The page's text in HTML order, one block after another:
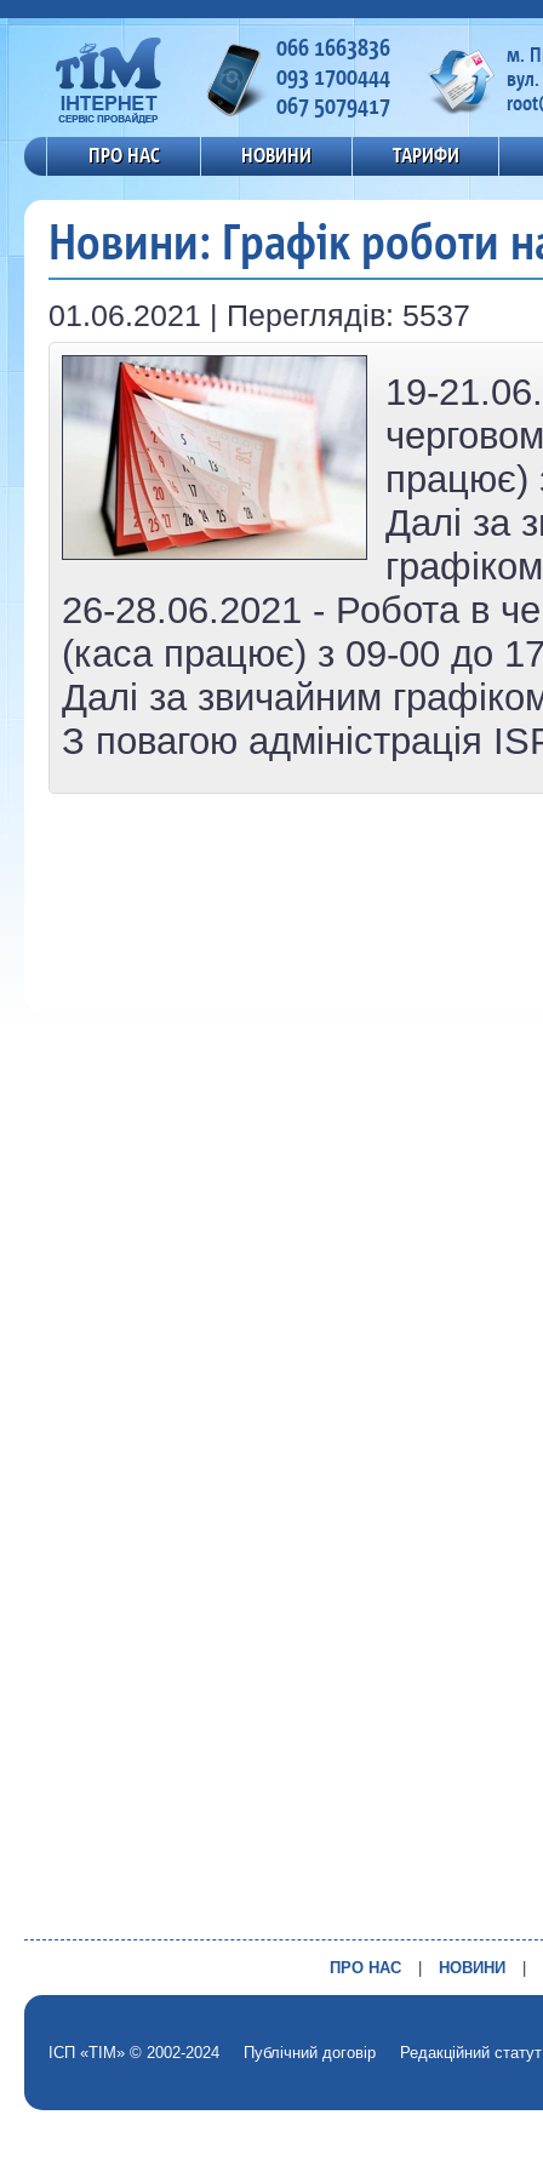
066 1663836
093 1700444
067 5079417
м.
ПРО НАС НОВИНИ ТАРИФИ
Новини: Графік роботи
01.06.2021 | Переглядів: 5537
19-
працює)
Далі за
26-28.06.2021 - Робота в
(каса працює) з 09-00 до
Далі за звичайним
З повагою адміністрація
ПРО НАС НОВИНИ
ІСП «ТІМ» © 2002-2024 Публічний договір Редакційний статут